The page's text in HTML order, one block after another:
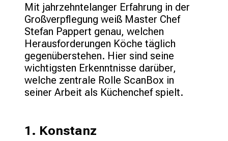
Mit jahrzehntelanger Erfahrung in der
Großverpflegung weiß Master Chef
Stefan Pappert genau, welchen
Herausforderungen Köche täglich
gegenüberstehen. Hier sind seine
wichtigsten Erkenntnisse darüber,
welche zentrale Rolle ScanBox in
seiner Arbeit als Küchenchef spielt.
1. Konstanz